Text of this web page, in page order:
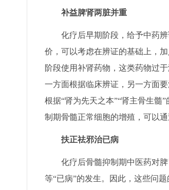
补益脾肾两脏并重
化疗后早期阶段，给予中药辨
价，可以考虑在辨证的基础上，
阶段使用补肾药物，这类药物过
一方面根据临床辨证，另一方面
根据“肾为先天之本”“肾主骨生髓
制期骨髓正常细胞的增殖，可以
扶正祛邪治已病
化疗后骨髓抑制期中医药对脾
等“已病”的发生。因此，这些问